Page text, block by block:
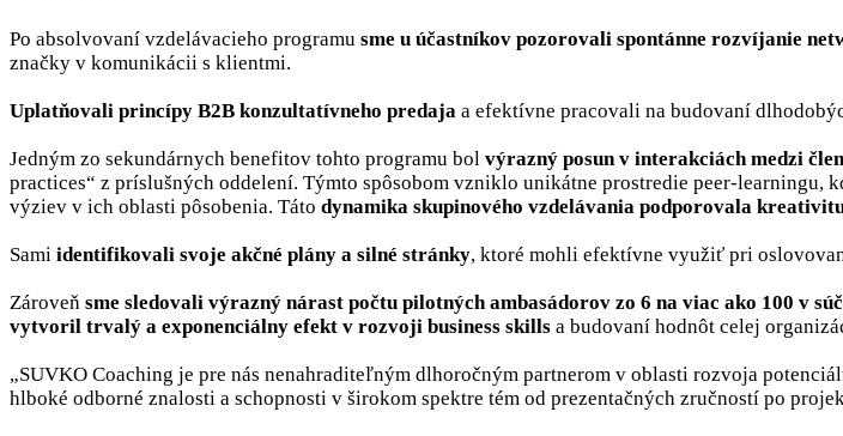
Po absolvovaní vzdelávacieho programu sme u účastníkov pozorovali spontánne rozvíjanie
značky v komunikácii s klientmi.
Uplatňovali princípy B2B konzultatívneho predaja a efektívne pracovali na budovaní
Jedným zo sekundárnych benefitov tohto programu bol výrazný posun v interakciách medzi
practices“ z príslušných oddelení. Týmto spôsobom vzniklo unikátne prostredie peer-
výziev v ich oblasti pôsobenia. Táto dynamika skupinového vzdelávania podporovala
Sami identifikovali svoje akčné plány a silné stránky, ktoré mohli efektívne využiť pri
Zároveň sme sledovali výrazný nárast počtu pilotných ambasádorov zo 6 na viac ako 100 v
vytvoril trvalý a exponenciálny efekt v rozvoji business skills a budovaní hodnôt celej
„SUVKO Coaching je pre nás nenahraditeľným dlhoročným partnerom v oblasti rozvoja
hlboké odborné znalosti a schopnosti v širokom spektre tém od prezentačných zručností po